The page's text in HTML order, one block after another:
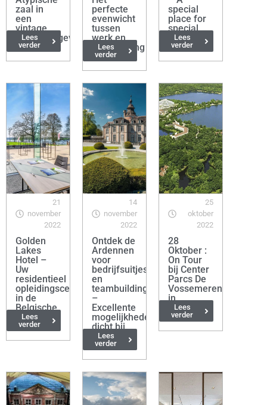
zaal in
een
vintage
designomgeving
Lees
verder
perfecte
evenwicht
tussen
werk en
ontspanning
Lees
verder
special
place for
special
events
Lees
verder
21
november
2022
Golden
Lakes
Hotel –
Uw
residentieel
opleidingscentrum
in de
Belgische
Ardennen
Lees
verder
14
november
2022
Ontdek de
Ardennen
voor
bedrijfsuitjes
en
teambuilding
–
Excellente
mogelijkheden
dicht bij
Nederland
Lees
verder
25
oktober
2022
28
Oktober :
On Tour
bij Center
Parcs De
Vossemeren
in
Lommel
Lees
verder